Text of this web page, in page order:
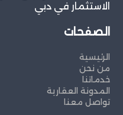
الاستثمار في دبي
الصفحات
الرئيسية
من نحن
خدماتنا
المدونة العقارية
تواصل معنا